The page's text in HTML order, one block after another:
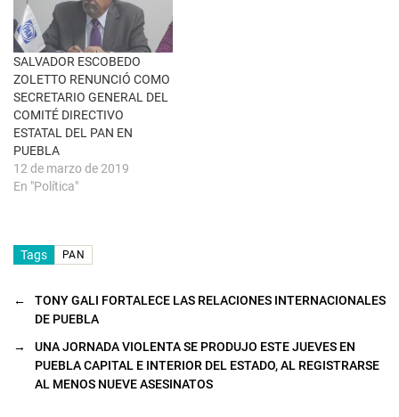
n
t
a
n
a
n
u
e
v
a
)
SALVADOR ESCOBEDO
ZOLETTO RENUNCIÓ COMO
SECRETARIO GENERAL DEL
COMITÉ DIRECTIVO
ESTATAL DEL PAN EN
PUEBLA
12 de marzo de 2019
En "Política"
Tags PAN
←
TONY GALI FORTALECE LAS RELACIONES INTERNACIONALES
DE PUEBLA
→
UNA JORNADA VIOLENTA SE PRODUJO ESTE JUEVES EN
PUEBLA CAPITAL E INTERIOR DEL ESTADO, AL REGISTRARSE
AL MENOS NUEVE ASESINATOS